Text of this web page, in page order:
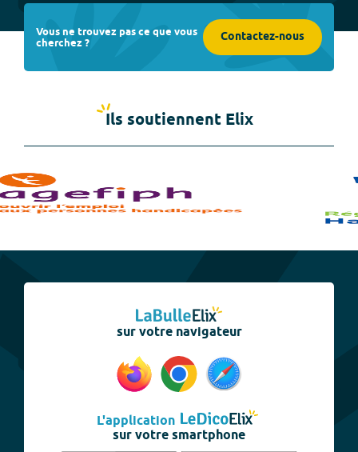
Vous ne trouvez pas ce que vous
cherchez ? Contactez-nous
Ils soutiennent Elix
sur votre navigateur
L'application
sur votre smartphone